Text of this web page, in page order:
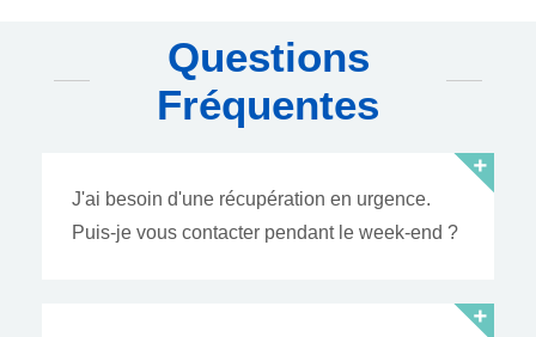
Questions
Fréquentes
J'ai besoin d'une récupération en urgence.
Puis-je vous contacter pendant le week-end ?